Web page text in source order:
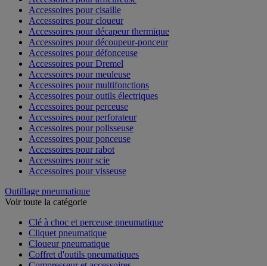
Accessoires pour cisaille
Accessoires pour cloueur
Accessoires pour décapeur thermique
Accessoires pour découpeur-ponceur
Accessoires pour défonceuse
Accessoires pour Dremel
Accessoires pour meuleuse
Accessoires pour multifonctions
Accessoires pour outils électriques
Accessoires pour perceuse
Accessoires pour perforateur
Accessoires pour polisseuse
Accessoires pour ponceuse
Accessoires pour rabot
Accessoires pour scie
Accessoires pour visseuse
Outillage pneumatique
Voir toute la catégorie
Clé à choc et perceuse pneumatique
Cliquet pneumatique
Cloueur pneumatique
Coffret d'outils pneumatiques